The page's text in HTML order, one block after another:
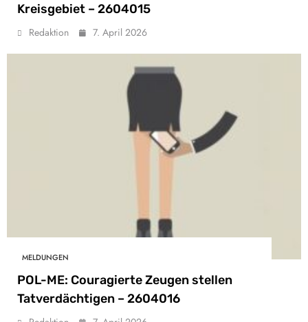
Kreisgebiet – 2604015
Redaktion 7. April 2026
MELDUNGEN
POL-ME: Couragierte Zeugen stellen
Tatverdächtigen – 2604016